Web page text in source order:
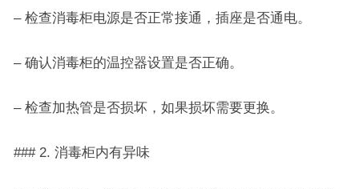
– 检查消毒柜电源是否正常接通，插座是否通电。
– 确认消毒柜的温控器设置是否正确。
– 检查加热管是否损坏，如果损坏需要更换。
### 2. 消毒柜内有异味